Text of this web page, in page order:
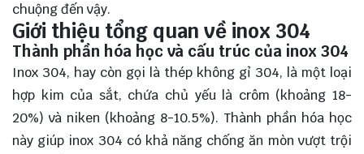
chuộng đến vậy.
Giới thiệu tổng quan về inox 304
Thành phần hóa học và cấu trúc của inox 304
Inox 304, hay còn gọi là thép không gỉ 304, là một loại
hợp kim của sắt, chứa chủ yếu là crôm (khoảng 18-
20%) và niken (khoảng 8-10.5%). Thành phần hóa học
này giúp inox 304 có khả năng chống ăn mòn vượt trội